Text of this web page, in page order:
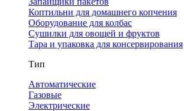
Коптильни для домашнего копчения
Оборудование для колбас
Сушилки для овощей и фруктов
Тара и упаковка для консервирования
Тип
Автоматические
Газовые
Электрические